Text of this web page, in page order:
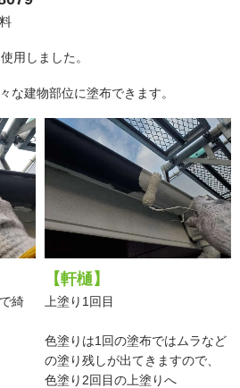
用しました。
な建物部位に塗布できます。
綺
【軒樋】
上塗り1回目
色塗りは1回の塗布ではムラなど
の塗り残しが出てきますので、
色塗り2回目の上塗りへ